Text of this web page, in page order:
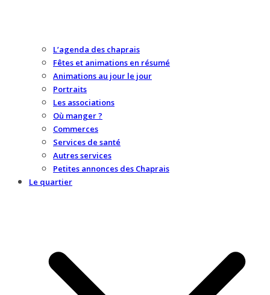
L’agenda des chaprais
Fêtes et animations en résumé
Animations au jour le jour
Portraits
Les associations
Où manger ?
Commerces
Services de santé
Autres services
Petites annonces des Chaprais
Le quartier